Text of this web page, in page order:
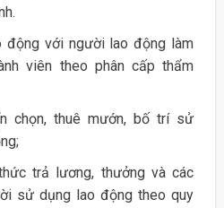
động với người lao động làm
viên theo phân cấp thẩm
chọn, thuê mướn, bố trí sử
trả lương, thưởng và các
sử dụng lao động theo quy